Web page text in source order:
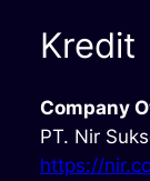
Kredit
Company
PT. Nir
https://